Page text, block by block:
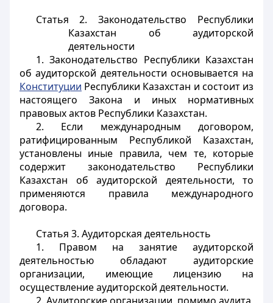
Статья 2. Законодательство Республики
Казахстан об аудиторской
деятельности
1. Законодательство Республики Казахстан
об аудиторской деятельности основывается на
Конституции Республики Казахстан и состоит из
настоящего Закона и иных нормативных
правовых актов Республики Казахстан.
2. Если международным договором,
ратифицированным Республикой Казахстан,
установлены иные правила, чем те, которые
содержит законодательство Республики
Казахстан об аудиторской деятельности, то
применяются правила международного
договора.
Статья 3. Аудиторская деятельность
1. Правом на занятие аудиторской
деятельностью обладают аудиторские
организации, имеющие лицензию на
осуществление аудиторской деятельности.